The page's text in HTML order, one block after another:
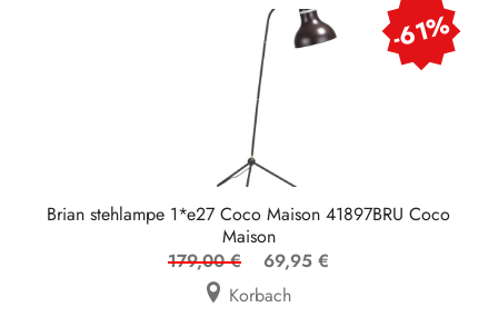
Brian stehlampe 1*e27 Coco Maison 41897BRU Coco
Maison
179,00 €
69,95 €
Korbach
-61%